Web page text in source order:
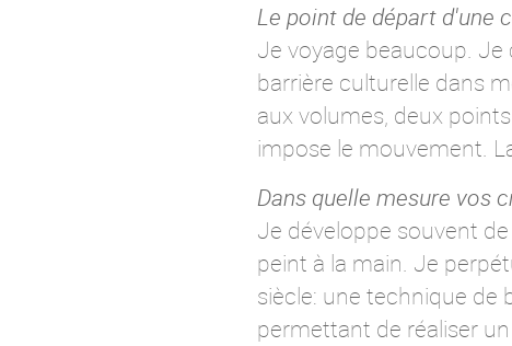
Le point de départ d'une
Je voyage beaucoup. Je
barrière culturelle dans
aux volumes, deux
impose le mouvement.
Dans quelle mesure vos
Je développe souvent
peint à la main. Je
siècle: une technique de
permettant de réaliser